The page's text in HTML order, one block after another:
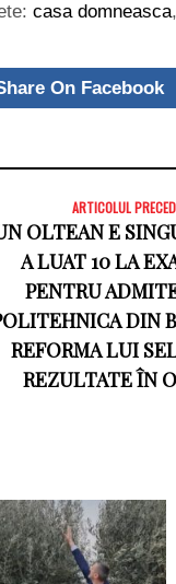
casa domneasca,
On Facebook
ARTICOLUL
OLTEAN E
A LUAT 10 LA
PENTRU
DIN
REFORMA LUI
REZULTATE ÎN